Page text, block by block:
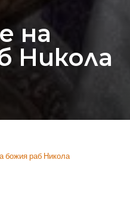
на
Никола
божия раб Никола